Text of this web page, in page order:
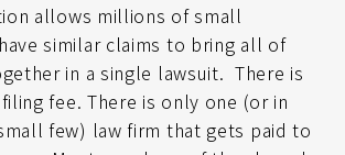
allows millions of small
similar claims to bring all of
in a single lawsuit. There is
fee. There is only one (or in
few) law firm that gets paid to